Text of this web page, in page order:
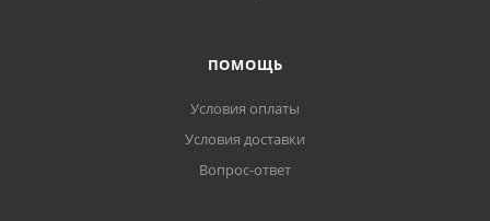
ПОМОЩЬ
Условия оплаты
Условия доставки
Вопрос-ответ